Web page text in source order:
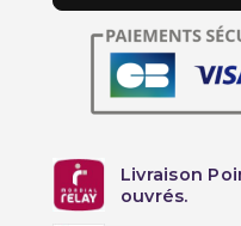
Livraison
ouvrés.